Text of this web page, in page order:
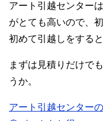
アート引越センター
がとても高いので、
初めて引越しをする
まずは見積りだけで
うか。
アート引越センター